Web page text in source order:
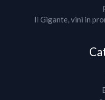
Il Gigante, vini in